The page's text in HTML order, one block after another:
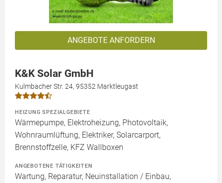
ANGEBOTE ANFORDERN
K&K Solar GmbH
Kulmbacher Str. 24, 95352 Marktleugast
HEIZUNG SPEZIALGEBIETE
Wärmepumpe, Elektroheizung, Photovoltaik,
Wohnraumlüftung, Elektriker, Solarcarport,
Brennstoffzelle, KFZ Wallboxen
ANGEBOTENE TÄTIGKEITEN
Wartung, Reparatur, Neuinstallation / Einbau,